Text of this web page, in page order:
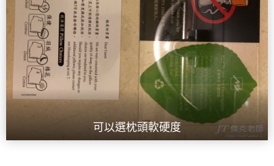
可以選枕頭軟硬度